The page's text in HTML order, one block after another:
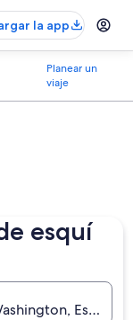
la app
Planear un
viaje
esquí
Estados